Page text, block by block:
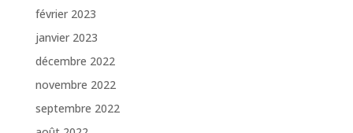
février 2023
janvier 2023
décembre 2022
novembre 2022
septembre 2022